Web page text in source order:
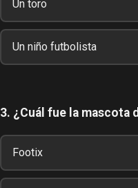
Un toro
Un niño futbolista
3. ¿Cuál fue la mascota
Footix